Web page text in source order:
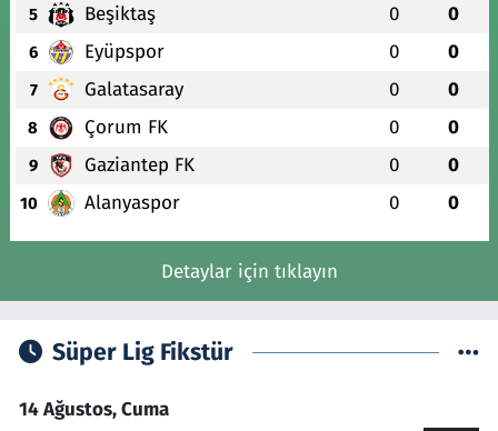
5 Beşiktaş 0 0
6 Eyüpspor 0 0
7 Galatasaray 0 0
8 Çorum FK 0 0
9 Gaziantep FK 0 0
10 Alanyaspor 0 0
Detaylar için tıklayın
Süper Lig Fikstür
14 Ağustos, Cuma